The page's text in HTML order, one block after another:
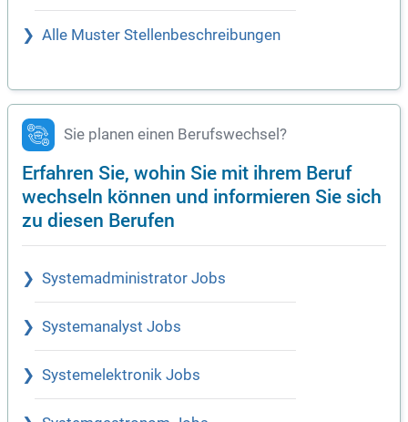
Alle Muster Stellenbeschreibungen
Sie planen einen Berufswechsel?
Erfahren Sie, wohin Sie mit ihrem Beruf
wechseln können und informieren Sie sich
zu diesen Berufen
Systemadministrator Jobs
Systemanalyst Jobs
Systemelektronik Jobs